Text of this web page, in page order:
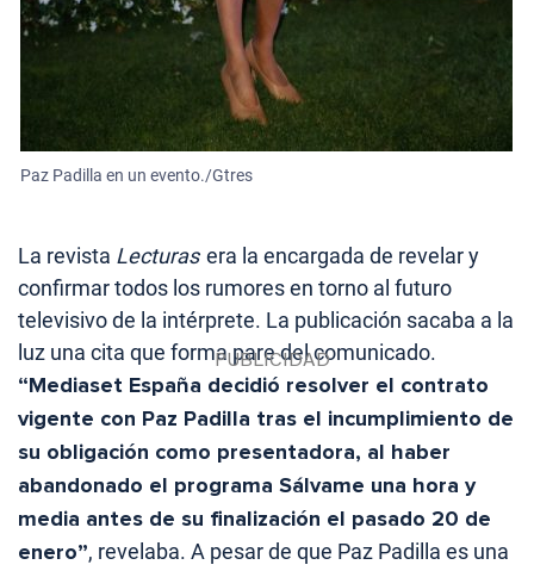
Paz Padilla en un evento./Gtres
La revista Lecturas era la encargada de revelar y
confirmar todos los rumores en torno al futuro
televisivo de la intérprete. La publicación sacaba a la
luz una cita que forma pare del comunicado.
“Mediaset España decidió resolver el contrato
vigente con Paz Padilla tras el incumplimiento de
su obligación como presentadora, al haber
abandonado el programa Sálvame una hora y
media antes de su finalización el pasado 20 de
enero”, revelaba. A pesar de que Paz Padilla es una